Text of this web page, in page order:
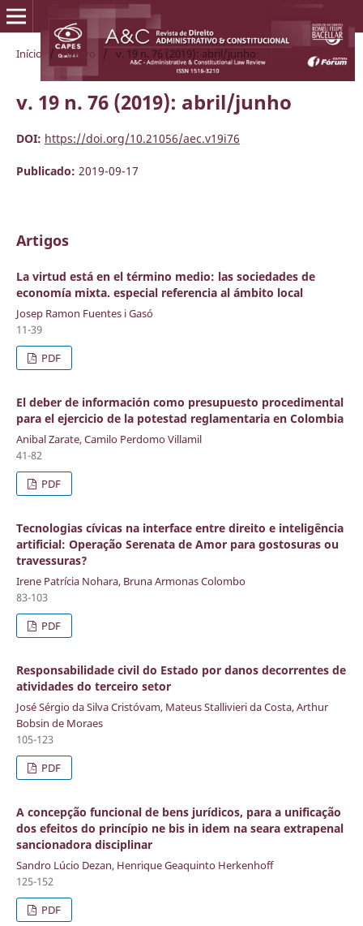
Início / Acervo / v. 19 n. 76 (2019): abril/junho
v. 19 n. 76 (2019): abril/junho
DOI: https://doi.org/10.21056/aec.v19i76
Publicado: 2019-09-17
Artigos
La virtud está en el término medio: las sociedades de
economía mixta. especial referencia al ámbito local
Josep Ramon Fuentes i Gasó
11-39
PDF
El deber de información como presupuesto procedimental
para el ejercicio de la potestad reglamentaria en Colombia
Anibal Zarate, Camilo Perdomo Villamil
41-82
PDF
Tecnologias cívicas na interface entre direito e inteligência
artificial: Operação Serenata de Amor para gostosuras ou
travessuras?
Irene Patrícia Nohara, Bruna Armonas Colombo
83-103
PDF
Responsabilidade civil do Estado por danos decorrentes de
atividades do terceiro setor
José Sérgio da Silva Cristóvam, Mateus Stallivieri da Costa, Arthur
Bobsin de Moraes
105-123
PDF
A concepção funcional de bens jurídicos, para a unificação
dos efeitos do princípio ne bis in idem na seara extrapenal
sancionadora disciplinar
Sandro Lúcio Dezan, Henrique Geaquinto Herkenhoff
125-152
PDF